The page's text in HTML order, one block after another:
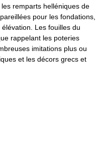
remparts helléniques de
pour les fondations,
Les fouilles du
rappelant les poteries
imitations plus ou
et les décors grecs et